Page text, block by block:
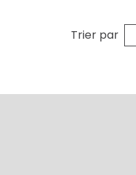
Trier par